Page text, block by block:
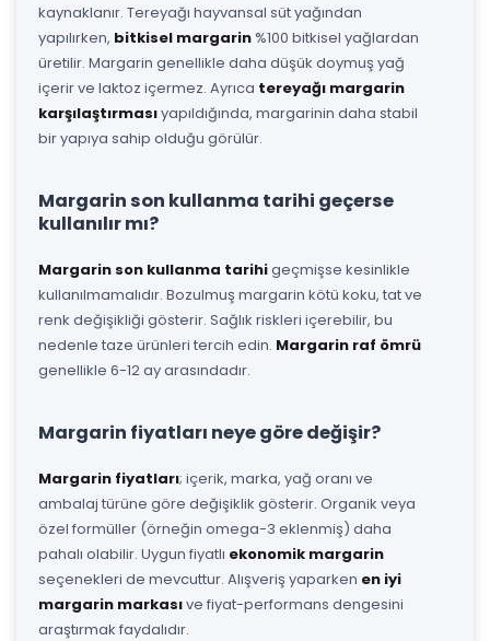
kaynaklanır. Tereyağı hayvansal süt yağından
yapılırken, bitkisel margarin %100 bitkisel yağlardan
üretilir. Margarin genellikle daha düşük doymuş yağ
içerir ve laktoz içermez. Ayrıca tereyağı margarin
karşılaştırmasıyapıldığında, margarinin daha stabil
bir yapıya sahip olduğu görülür.
Margarin son kullanma tarihi geçerse
kullanılır mı?
Margarin son kullanma tarihigeçmişse kesinlikle
kullanılmamalıdır. Bozulmuş margarin kötü koku, tat ve
renk değişikliği gösterir. Sağlık riskleri içerebilir, bu
nedenle taze ürünleri tercih edin. Margarin raf ömrü
genellikle 6-12 ay arasındadır.
Margarin fiyatları neye göre değişir?
Margarin fiyatları; içerik, marka, yağ oranı ve
ambalaj türüne göre değişiklik gösterir. Organik veya
özel formüller (örneğin omega-3 eklenmiş) daha
pahalı olabilir. Uygun fiyatlı ekonomik margarin
seçenekleri de mevcuttur. Alışveriş yaparken en iyi
margarin markasıve fiyat-performans dengesini
araştırmak faydalıdır.